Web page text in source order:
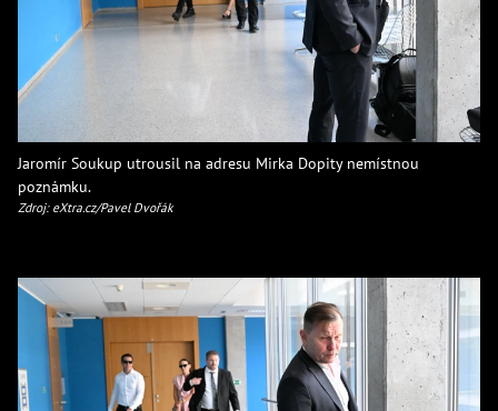
Jaromír Soukup utrousil na adresu Mirka Dopity nemístnou
poznámku.
Zdroj: eXtra.cz/Pavel Dvořák